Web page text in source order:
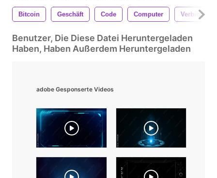
Bitcoin Geschäft Code Computer Verbindung
Benutzer, Die Diese Datei Heruntergeladen
Haben, Haben Außerdem Heruntergeladen
adobe Gesponserte Videos